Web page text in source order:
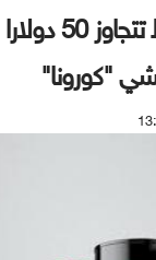
أسعار النفط
"كورونا"